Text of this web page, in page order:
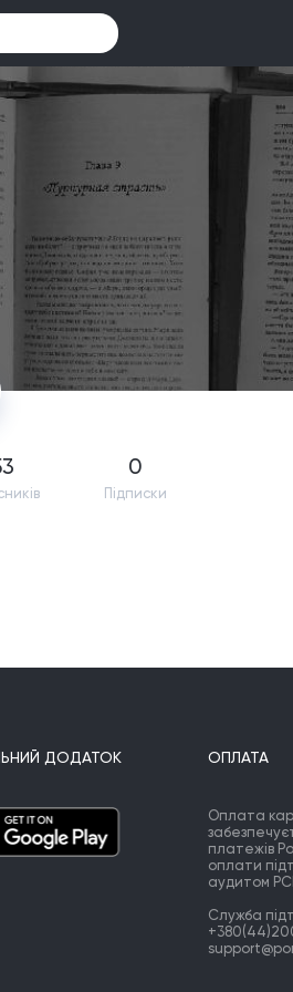
0
Підписки
ДОДАТОК ОПЛАТА
Оплата
платежів
оплати
аудитом
Служба